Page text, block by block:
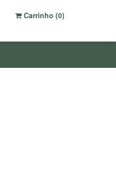
Carrinho (0)